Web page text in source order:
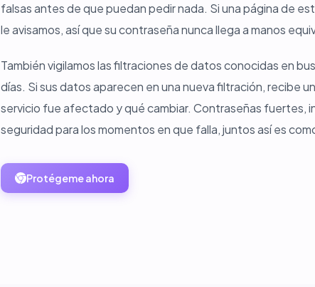
falsas antes de que puedan pedir nada. Si una página de
le avisamos, así que su contraseña nunca llega a manos
También vigilamos las filtraciones de datos conocidas en
días. Si sus datos aparecen en una nueva filtración, recibe
servicio fue afectado y qué cambiar. Contraseñas fuertes,
seguridad para los momentos en que falla, juntos así es
Protégeme ahora